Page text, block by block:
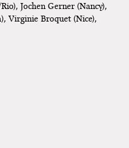
Jochen Gerner (Nancy),
Virginie Broquet (Nice),